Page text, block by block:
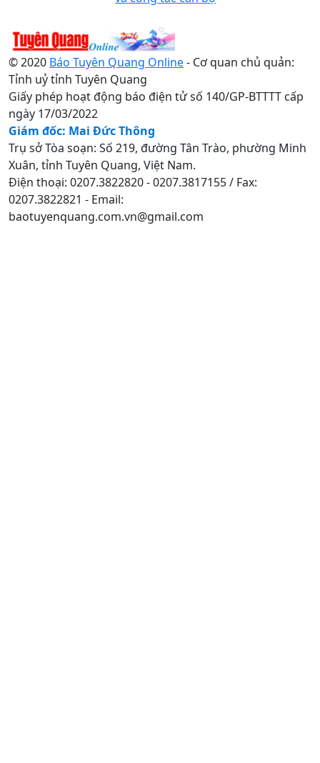
© 2020 Báo Tuyên Quang Online- Cơ quan chủ quản:
Tỉnh uỷ tỉnh Tuyên Quang
Giấy phép hoạt động báo điện tử số 140/GP-BTTTT cấp
ngày 17/03/2022
Giám đốc: Mai Đức Thông
Trụ sở Tòa soạn: Số 219, đường Tân Trào, phường Minh
Xuân, tỉnh Tuyên Quang, Việt Nam.
Điện thoại: 0207.3822820 - 0207.3817155 / Fax:
0207.3822821 - Email:
baotuyenquang.com.vn@gmail.com